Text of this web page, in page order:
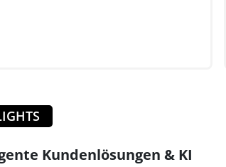
Kundenlösungen & KI